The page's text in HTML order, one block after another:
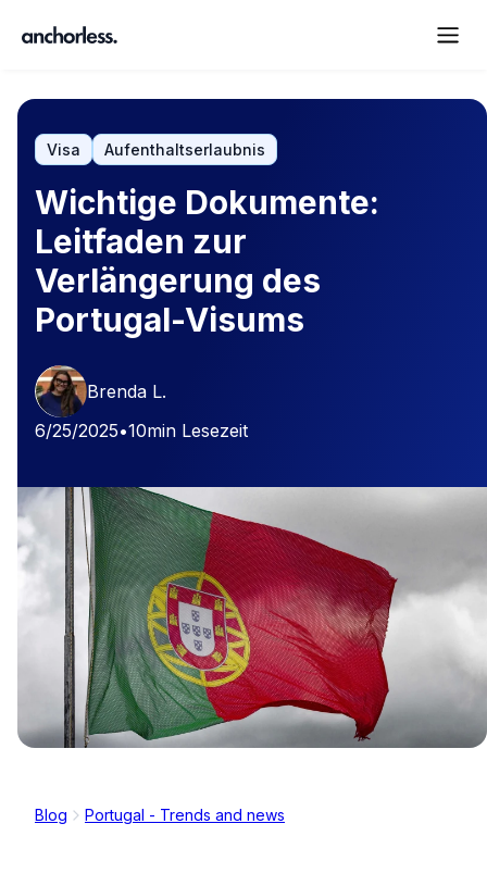
Visa Aufenthaltserlaubnis
Wichtige Dokumente:
Leitfaden zur
Verlängerung des
Portugal-Visums
Brenda L.
6/25/2025•10min Lesezeit
Blog Portugal - Trends and news